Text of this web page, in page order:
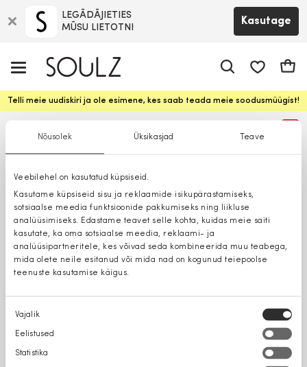
Nõusolek Üksikasjad Teave
Veebilehel on kasutatud küpsiseid.
Kasutame küpsiseid sisu ja reklaamide isikupärastamiseks,
sotsiaalse meedia funktsioonide pakkumiseks ning liikluse
analüüsimiseks. Edastame teavet selle kohta, kuidas meie saiti
kasutate, ka oma sotsiaalse meedia, reklaami- ja
analüüsipartneritele, kes võivad seda kombineerida muu teabega,
mida olete neile esitanud või mida nad on kogunud teiepoolse
teenuste kasutamise käigus.
Nõusoleku
valik
Vajalik
Eelistused
Statistika
LEGĀDĀJIETIES
MŪSU LIETOTNI
Kasutage
Telli meie uudiskiri ja ole esimene, kes saab teada meie soodusmüügist!